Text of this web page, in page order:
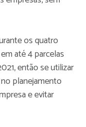
os quatro
até 4 parcelas
então se utilizar
planejamento
e evitar